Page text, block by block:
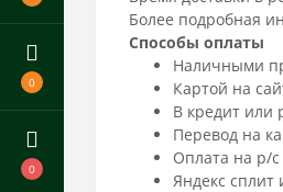
0
0
Более подробная
Способы оплаты
Наличными
Картой на
В кредит или
Перевод на
Оплата на р/
Яндекс сплит